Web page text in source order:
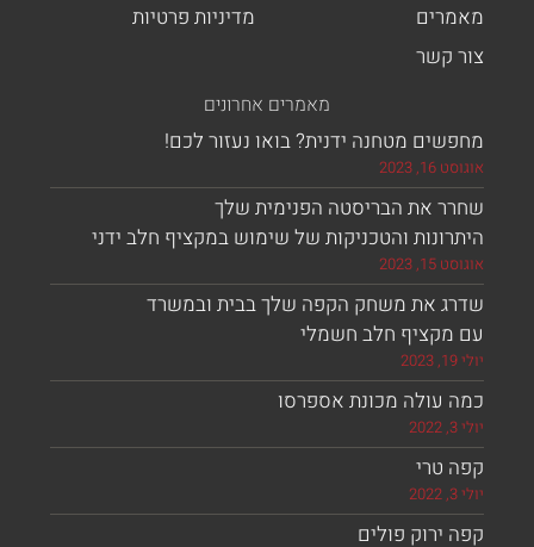
מדיניות פרטיות
מאמרים אחרונים
מטחנה ידנית? בואו נעזור לכם!
את הבריסטה הפנימית שלך
והטכניקות של שימוש במקציף חלב ידני
את משחק הקפה שלך בבית ובמשרד
חלב חשמלי
עולה מכונת אספרסו
ירוק פולים